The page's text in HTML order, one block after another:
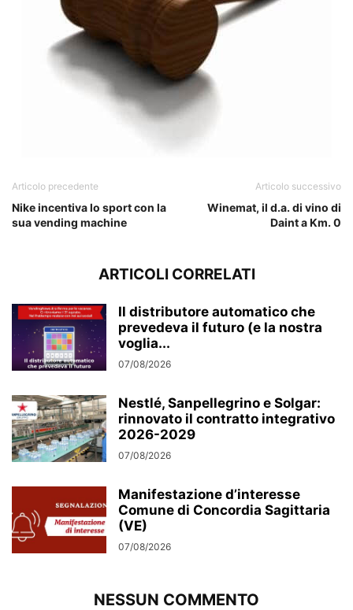
Articolo precedente
Nike incentiva lo sport con la
sua vending machine
Articolo successivo
Winemat, il d.a. di vino di
Daint a Km. 0
ARTICOLI CORRELATI
Il distributore automatico che
prevedeva il futuro (e la nostra
voglia...
07/08/2026
Nestlé, Sanpellegrino e Solgar:
rinnovato il contratto integrativo
2026-2029
07/08/2026
Manifestazione d’interesse
Comune di Concordia Sagittaria
(VE)
07/08/2026
NESSUN COMMENTO